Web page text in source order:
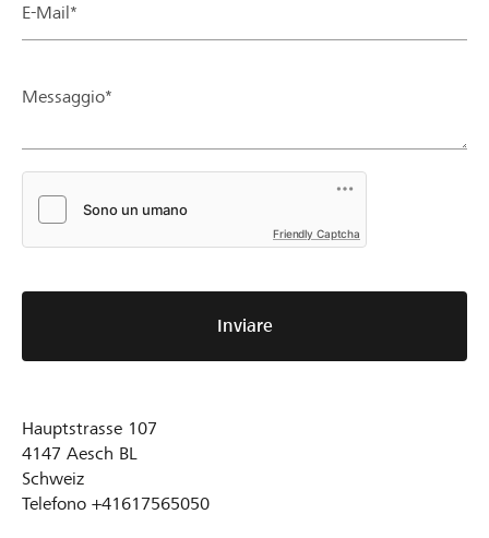
E-Mail*
Messaggio*
Friendly Captcha
Inviare
Hauptstrasse 107
4147 Aesch BL
Schweiz
Telefono +41617565050